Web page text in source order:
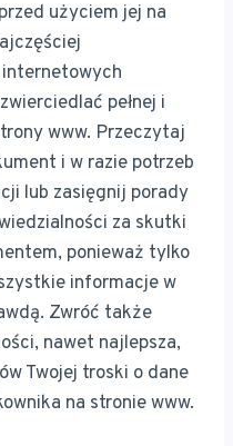
użyciem jej na
pełnej i
www. Przeczytaj
i w razie potrzeb
lub zasięgnij porady
za skutki
ponieważ tylko
informacje w
Zwróć także
nawet najlepsza,
Twojej troski o dane
na stronie www.